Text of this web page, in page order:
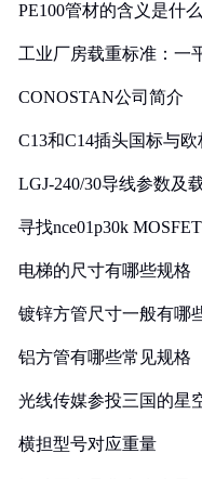
PE100管材的含义是什么
工业厂房载重标准：一
CONOSTAN公司简介
C13和C14插头国标与
LGJ-240/30导线参数及
寻找nce01p30k
电梯的尺寸有哪些规格
镀锌方管尺寸一般有哪
铝方管有哪些常见规格
光线传媒参投三国的星
横担型号对应重量